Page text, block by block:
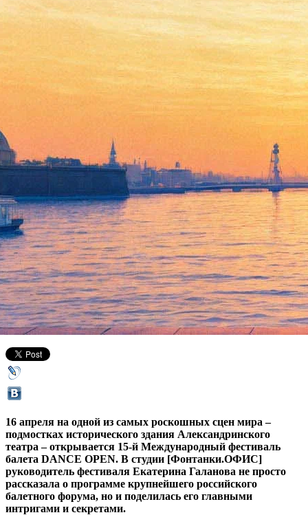
Екатерина Галанова: Dance
Open – это всё, кроме
некачественного
30 марта 2016,20:45 Версия для печати
16 апреля на одной из самых роскошных сцен мира –
подмостках исторического здания Александринского
театра – открывается 15-й Международный фестиваль
балета DANCE OPEN. В студии [Фонтанки.ОФИС]
руководитель фестиваля Екатерина Галанова не просто
рассказала о программе крупнейшего российского
балетного форума, но и поделилась его главными
интригами и секретами.